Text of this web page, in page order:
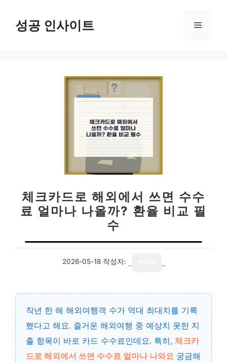
성공 인사이트 메
체크카드로 해외에서 쓰면 수수
료 얼마나 나올까? 환율 비교 필
수
2026-05-18 작성자:
작년 한 해 해외여행객 수가 역대 최대치를 기록
했다고 해요. 즐거운 해외여행 중 예상치 못한 지
출 항목이 바로 카드 수수료인데요. 특히, 체크카
드로 해외에서 쓰면 수수료 얼마나 나와요 궁금해